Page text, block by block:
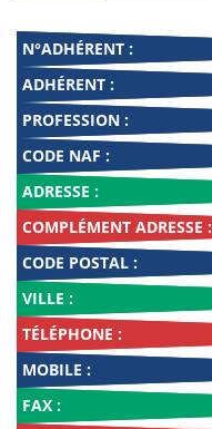
N°ADHÉRENT :
ADHÉRENT :
PROFESSION :
CODE NAF :
ADRESSE :
COMPLÉMENT ADRESSE :
CODE POSTAL :
VILLE :
TÉLÉPHONE :
MOBILE :
FAX :